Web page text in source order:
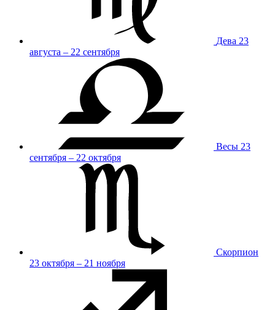
Дева 23
августа – 22 сентября
Весы 23
сентября – 22 октября
Скорпион
23 октября – 21 ноября